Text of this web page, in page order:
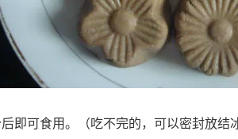
后即可食用。（吃不完的，可以密封放结